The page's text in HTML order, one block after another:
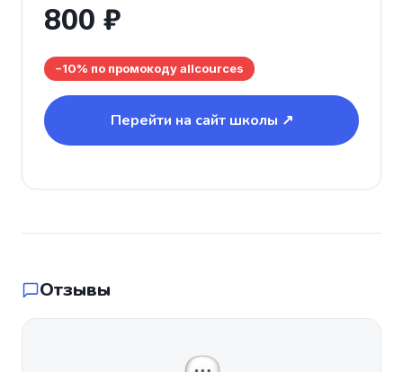
800 ₽
−10% по промокоду allcources
Перейти на сайт школы ↗
Отзывы